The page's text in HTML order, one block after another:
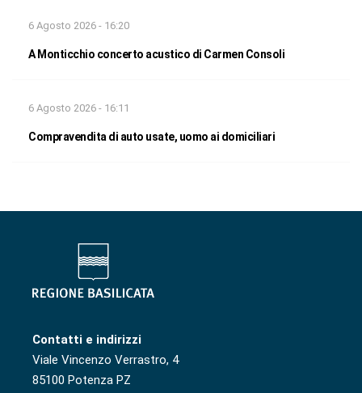
6 Agosto 2026 - 16:20
A Monticchio concerto acustico di Carmen Consoli
6 Agosto 2026 - 16:11
Compravendita di auto usate, uomo ai domiciliari
Contatti e indirizzi
Viale Vincenzo Verrastro, 4
85100 Potenza PZ